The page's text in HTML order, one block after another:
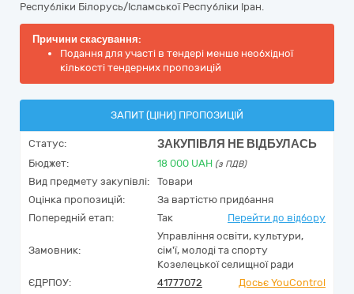
Республіки Білорусь/Ісламської Республіки Іран.
Причини скасування:
Подання для участі в тендері менше необхідної
кількості тендерних пропозицій
ЗАПИТ (ЦІНИ) ПРОПОЗИЦІЙ
Статус: ЗАКУПІВЛЯ НЕ ВІДБУЛАСЬ
Бюджет: 18 000 UAH (з ПДВ)
Вид предмету закупівлі:
Товари
Оцінка пропозицій:
За вартістю придбання
Попередній етап:
Так Перейти до відбору
Замовник:
Управління освіти, культури,
сім'ї, молоді та спорту
Козелецької селищної ради
ЄДРПОУ:
41777072
Досьє YouControl